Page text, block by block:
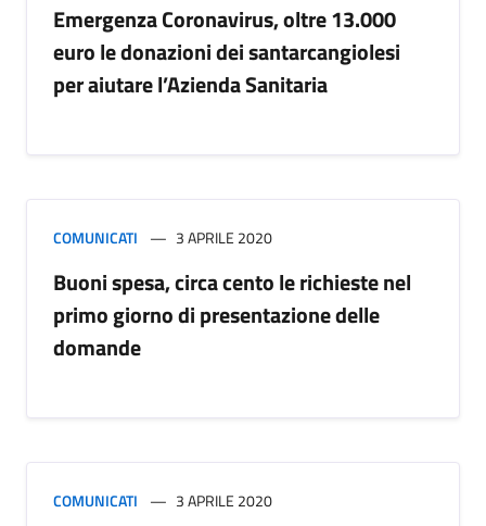
Emergenza Coronavirus, oltre 13.000
euro le donazioni dei santarcangiolesi
per aiutare l’Azienda Sanitaria
COMUNICATI 3 APRILE 2020
Buoni spesa, circa cento le richieste nel
primo giorno di presentazione delle
domande
COMUNICATI 3 APRILE 2020